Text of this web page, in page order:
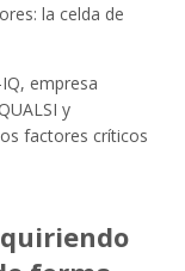
la celda de
empresa
y
factores críticos